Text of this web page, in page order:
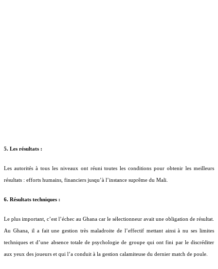
5. Les résultats :
Les autorités à tous les niveaux ont réuni toutes les conditions pour obtenir les meilleurs
résultats : efforts humains, financiers jusqu’à l’instance suprême du Mali.
6. Résultats techniques :
Le plus important, c’est l’échec au Ghana car le sélectionneur avait une obligation de résultat.
Au Ghana, il a fait une gestion très maladroite de l’effectif mettant ainsi à nu ses limites
techniques et d’une absence totale de psychologie de groupe qui ont fini par le discréditer
aux yeux des joueurs et qui l’a conduit à la gestion calamiteuse du dernier match de poule.